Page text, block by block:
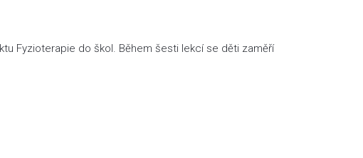
Fyzioterapie do škol. Během šesti lekcí se děti zaměří